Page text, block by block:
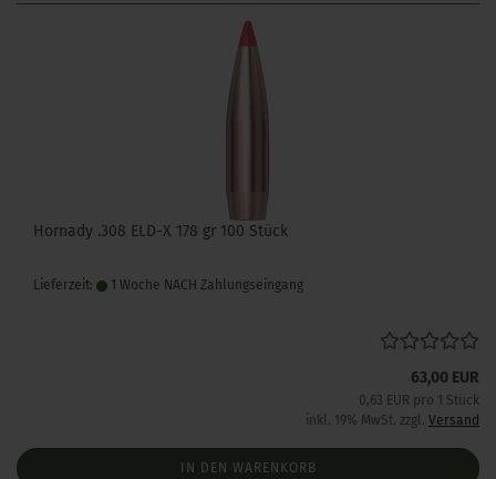
Hornady .308 ELD-X 178 gr 100 Stück
Lieferzeit: 1 Woche NACH Zahlungseingang
63,00 EUR
0,63 EUR pro 1 Stück
inkl. 19% MwSt. zzgl. Versand
IN DEN WARENKORB